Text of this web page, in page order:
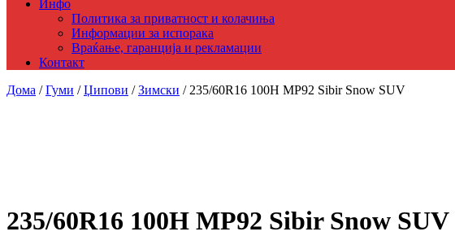
Инфо
Политика за приватност и колачиња
Информации за испорака
Враќање, гаранција и рекламации
Контакт
Дома /Гуми /Џипови /Зимски / 235/60R16 100H MP92 Sibir Snow SUV
235/60R16 100H MP92 Sibir Snow SUV